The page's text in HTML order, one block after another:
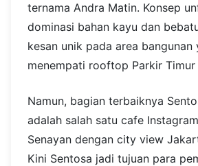
ternama Andra Matin. Konsep
dominasi bahan kayu dan
kesan unik pada area bangunan
menempati rooftop Parkir Timur
Namun, bagian terbaiknya
adalah salah satu cafe
Senayan dengan city view
Kini Sentosa jadi tujuan para